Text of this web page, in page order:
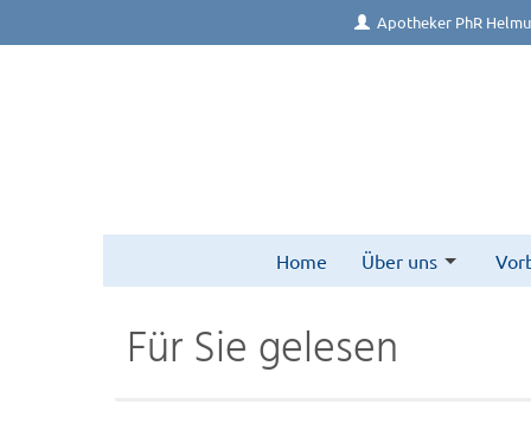
Apotheker PhR
Home Über uns
Für Sie gelesen